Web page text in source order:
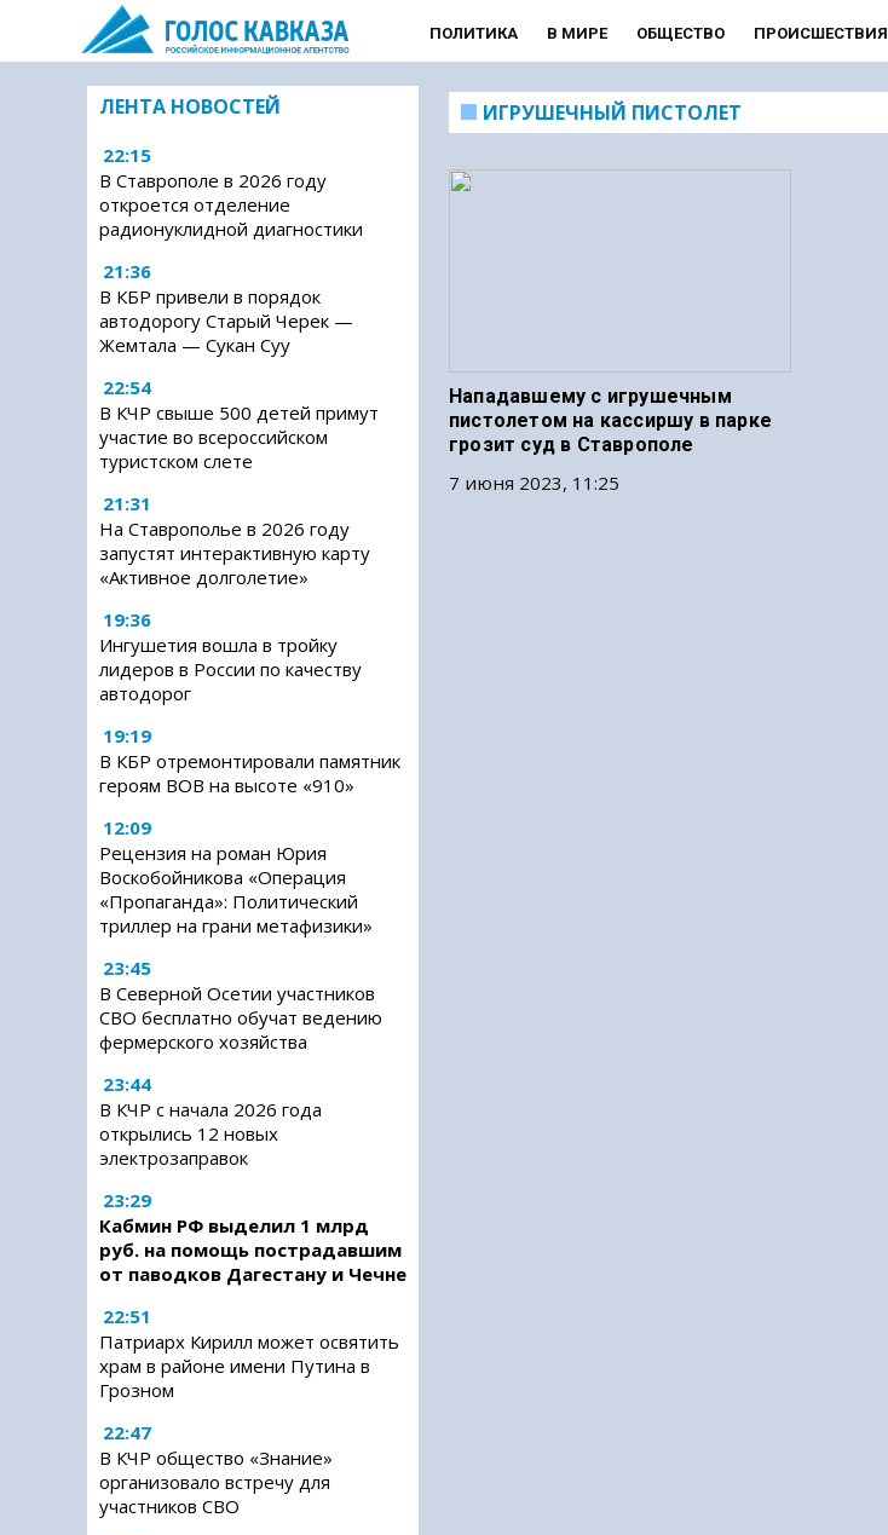
ПОЛИТИКА В МИРЕ ОБЩЕСТВО ПРОИСШЕСТВИЯ
ЛЕНТА НОВОСТЕЙ
22:15
В Ставрополе в 2026 году
откроется отделение
радионуклидной диагностики
21:36
В КБР привели в порядок
автодорогу Старый Черек —
Жемтала — Сукан Суу
22:54
В КЧР свыше 500 детей примут
участие во всероссийском
туристском слете
21:31
На Ставрополье в 2026 году
запустят интерактивную карту
«Активное долголетие»
19:36
Ингушетия вошла в тройку
лидеров в России по качеству
автодорог
19:19
В КБР отремонтировали памятник
героям ВОВ на высоте «910»
12:09
Рецензия на роман Юрия
Воскобойникова «Операция
«Пропаганда»: Политический
триллер на грани метафизики»
23:45
В Северной Осетии участников
СВО бесплатно обучат ведению
фермерского хозяйства
23:44
В КЧР с начала 2026 года
открылись 12 новых
электрозаправок
23:29
Кабмин РФ выделил 1 млрд
руб. на помощь пострадавшим
от паводков Дагестану и Чечне
22:51
Патриарх Кирилл может освятить
храм в районе имени Путина в
Грозном
22:47
В КЧР общество «Знание»
организовало встречу для
участников СВО
ИГРУШЕЧНЫЙ ПИСТОЛЕТ
Нападавшему с игрушечным
пистолетом на кассиршу в парке
грозит суд в Ставрополе
7 июня 2023, 11:25